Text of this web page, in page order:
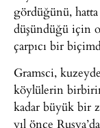
gördüğünü,
düşündüğü için
çarpıcı bir
Gramsci,
köylülerin
kadar büyük bir
yıl önce